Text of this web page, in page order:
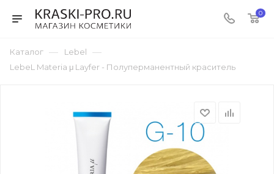
0
Каталог — Lebel —
LebeL Materia μ Layfer - Полуперманентный краситель